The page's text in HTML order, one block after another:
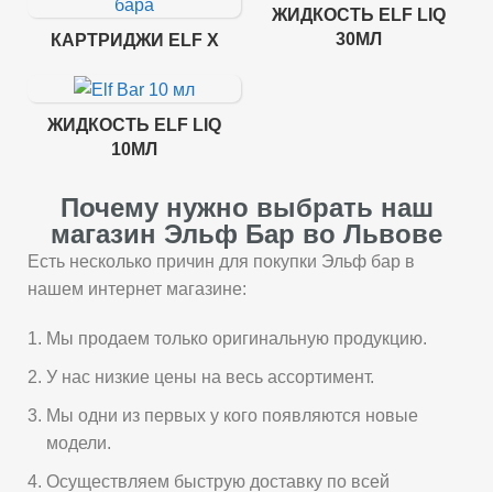
КАРТРИДЖИ ELF X
ЖИДКОСТЬ ELF LIQ
30МЛ
ЖИДКОСТЬ ELF LIQ
10МЛ
Почему нужно выбрать наш
магазин Эльф Бар во Львове
Есть несколько причин для покупки Эльф бар в
нашем интернет магазине:
Мы продаем только оригинальную продукцию.
У нас низкие цены на весь ассортимент.
Мы одни из первых у кого появляются новые
модели.
Осуществляем быструю доставку по всей